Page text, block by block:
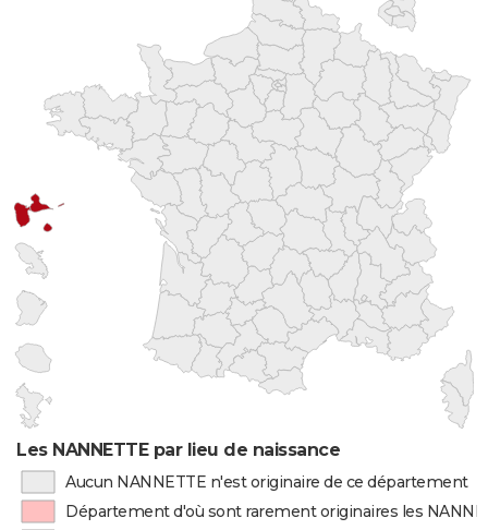
Les NANNETTE par lieu de naissance
Aucun NANNETTE n'est originaire de ce département
Département d'où sont rarement originaires les